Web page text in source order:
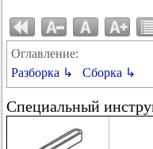
Оглавление:
Разборка ↳
Сборка ↳
Специальный